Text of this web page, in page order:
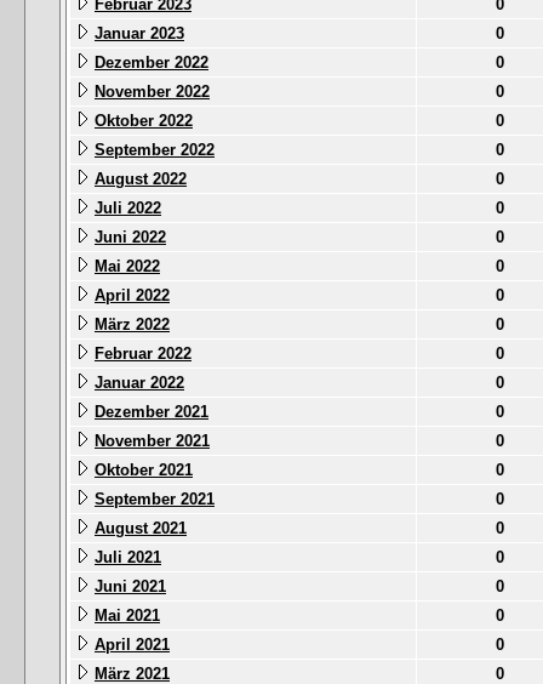
Februar 2023
0
Januar 2023
0
Dezember 2022
0
November 2022
0
Oktober 2022
0
September 2022
0
August 2022
0
Juli 2022
0
Juni 2022
0
Mai 2022
0
April 2022
0
März 2022
0
Februar 2022
0
Januar 2022
0
Dezember 2021
0
November 2021
0
Oktober 2021
0
September 2021
0
August 2021
0
Juli 2021
0
Juni 2021
0
Mai 2021
0
April 2021
0
März 2021
0